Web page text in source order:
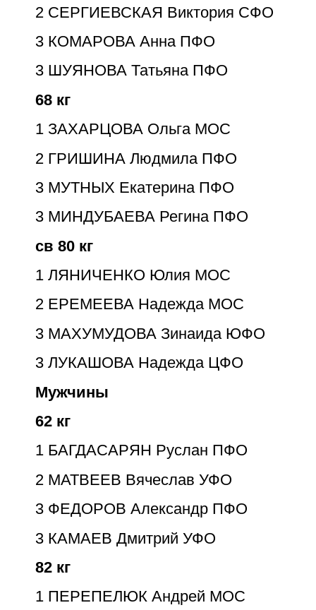
2 СЕРГИЕВСКАЯ Виктория СФО
3 КОМАРОВА Анна ПФО
3 ШУЯНОВА Татьяна ПФО
68 кг
1 ЗАХАРЦОВА Ольга МОС
2 ГРИШИНА Людмила ПФО
3 МУТНЫХ Екатерина ПФО
3 МИНДУБАЕВА Регина ПФО
св 80 кг
1 ЛЯНИЧЕНКО Юлия МОС
2 ЕРЕМЕЕВА Надежда МОС
3 МАХУМУДОВА Зинаида ЮФО
3 ЛУКАШОВА Надежда ЦФО
Мужчины
62 кг
1 БАГДАСАРЯН Руслан ПФО
2 МАТВЕЕВ Вячеслав УФО
3 ФЕДОРОВ Александр ПФО
3 КАМАЕВ Дмитрий УФО
82 кг
1 ПЕРЕПЕЛЮК Андрей МОС